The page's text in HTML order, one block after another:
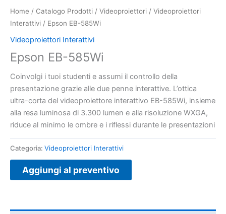
Home / Catalogo Prodotti / Videoproiettori / Videoproiettori
Interattivi / Epson EB-585Wi
Videoproiettori Interattivi
Epson EB-585Wi
Coinvolgi i tuoi studenti e assumi il controllo della
presentazione grazie alle due penne interattive. L’ottica
ultra-corta del videoproiettore interattivo EB-585Wi, insieme
alla resa luminosa di 3.300 lumen e alla risoluzione WXGA,
riduce al minimo le ombre e i riflessi durante le presentazioni
Categoria: Videoproiettori Interattivi
Aggiungi al preventivo